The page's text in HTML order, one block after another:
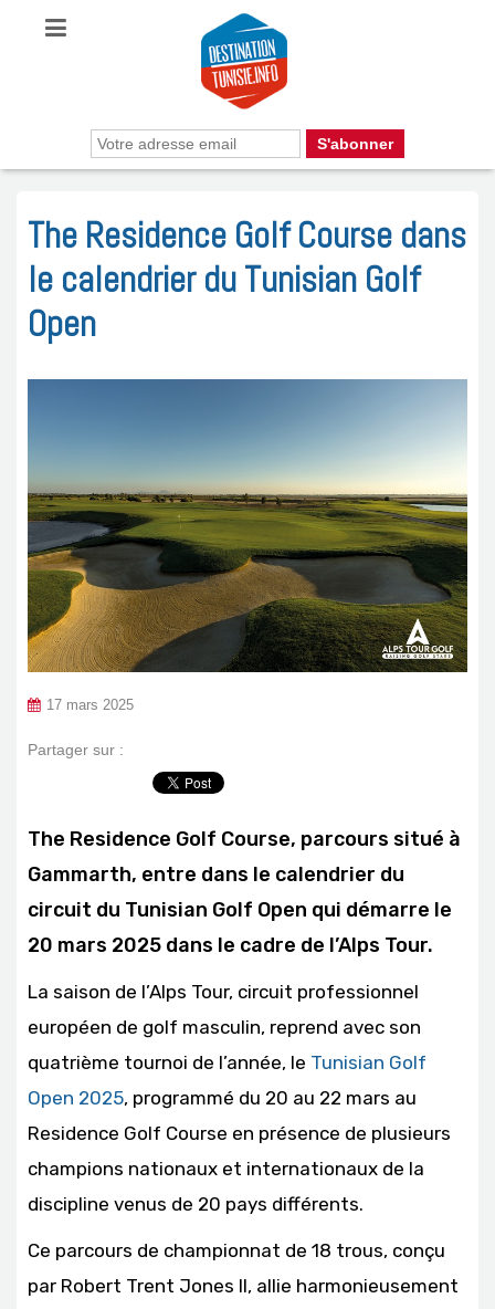
The Residence Golf Course dans
le calendrier du Tunisian Golf
Open
17 mars 2025
Partager sur :
The Residence Golf Course, parcours situé à
Gammarth, entre dans le calendrier du
circuit du Tunisian Golf Open qui démarre le
20 mars 2025 dans le cadre de l’Alps Tour.
La saison de l’Alps Tour, circuit professionnel
européen de golf masculin, reprend avec son
quatrième tournoi de l’année, le Tunisian Golf
Open 2025, programmé du 20 au 22 mars au
Residence Golf Course en présence de plusieurs
champions nationaux et internationaux de la
discipline venus de 20 pays différents.
Ce parcours de championnat de 18 trous, conçu
par Robert Trent Jones II, allie harmonieusement